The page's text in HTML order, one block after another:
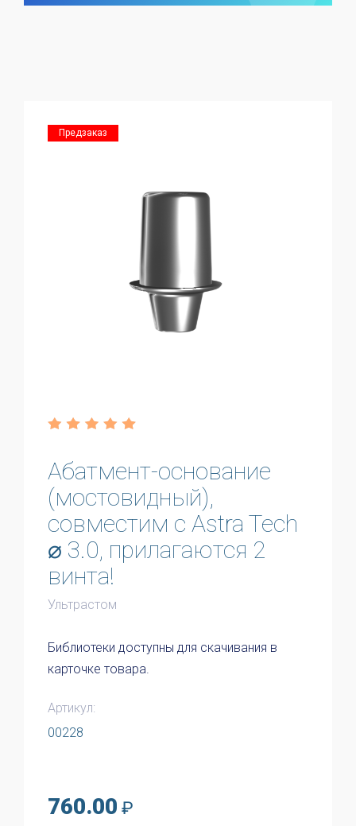
Предзаказ
Абатмент-основание
(мостовидный),
совместим с Astra Tech
⌀ 3.0, прилагаются 2
винта!
Ультрастом
Библиотеки доступны для скачивания в
карточке товара.
Артикул:
00228
760.00 ₽